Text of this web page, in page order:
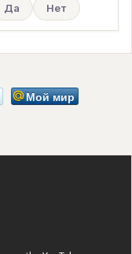
Да Нет
Мой мир